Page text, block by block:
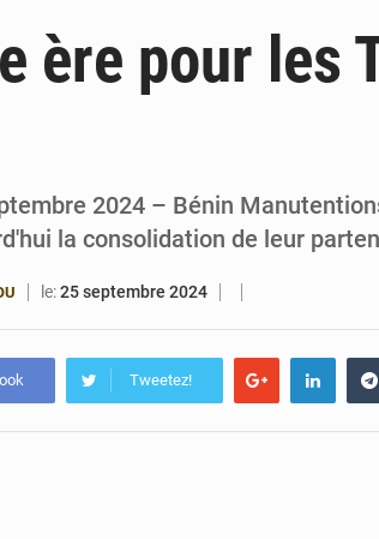
6 août 2026 Bénin : Djogbénou
ère pour les
2024 – Bénin
la consolidation de leur
le:25 septembre 2024
Tweetez!